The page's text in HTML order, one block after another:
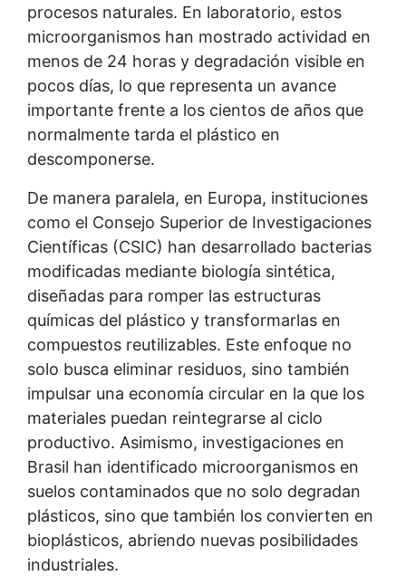
procesos naturales. En laboratorio, estos
microorganismos han mostrado actividad en
menos de 24 horas y degradación visible en
pocos días, lo que representa un avance
importante frente a los cientos de años que
normalmente tarda el plástico en
descomponerse.
De manera paralela, en Europa, instituciones
como el Consejo Superior de Investigaciones
Científicas (CSIC) han desarrollado bacterias
modificadas mediante biología sintética,
diseñadas para romper las estructuras
químicas del plástico y transformarlas en
compuestos reutilizables. Este enfoque no
solo busca eliminar residuos, sino también
impulsar una economía circular en la que los
materiales puedan reintegrarse al ciclo
productivo. Asimismo, investigaciones en
Brasil han identificado microorganismos en
suelos contaminados que no solo degradan
plásticos, sino que también los convierten en
bioplásticos, abriendo nuevas posibilidades
industriales.